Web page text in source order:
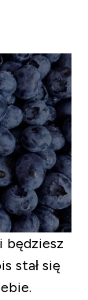
będziesz
stał się